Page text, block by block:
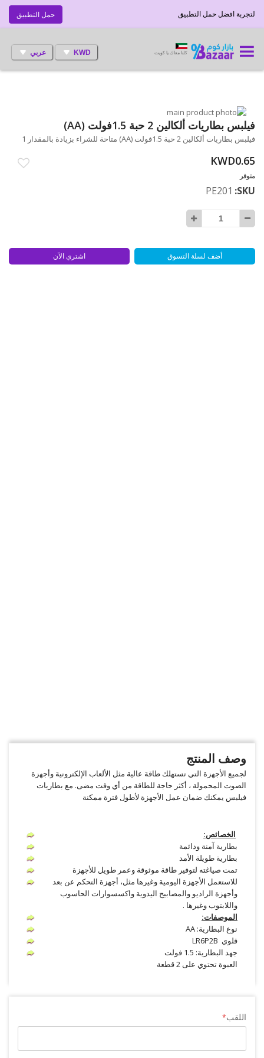
حمل التطبيق لتجربة افضل حمل التطبيق
KWD عربي كلنا معاك يا كويت
انتقل
إلى
النهاية
معرض
الصور
تخطي
بداية
معرض
فيلبس بطاريات ألكالين 2 حبة 1.5فولت (AA)
فيلبس بطاريات ألكالين 2 حبة 1.5فولت (AA) متاحة للشراء بزيادة بالمقدار 1
KWD0.65
متوفر
SKU
PE201
أضف لسلة التسوق اشتري الآن
وصف المنتج
لجميع الأجهزة التي تستهلك طاقة عالية مثل الألعاب الإلكترونية وأجهزة
الصوت المحمولة ، أكثر حاجة للطاقة من أي وقت مضى. مع بطاريات
فيلبس يمكنك ضمان عمل الأجهزة لأطول فترة ممكنة
الخصائص:
بطارية آمنة ودائمة
بطارية طويلة الأمد
تمت صياغته لتوفير طاقة موثوقة وعمر طويل للأجهزة
للاستعمل الأجهزة اليومية وغيرها مثل، أجهزة التحكم عن بعد
وأجهزة الراديو والمصابيح اليدوية واكسسوارات الحاسوب
واللابتوب وغيرها .
الموصفات:
نوع البطارية: AA
قلوي LR6P2B
جهد البطارية: 1.5 فولت
العبوة تحتوي على 2 قطعة
اللقب